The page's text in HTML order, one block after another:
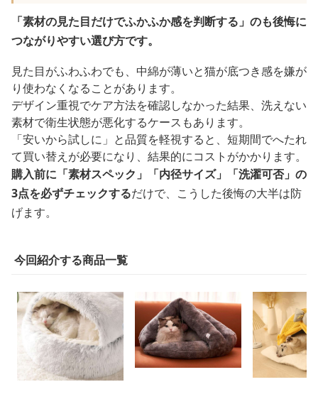
「素材の見た目だけでふかふか感を判断する」のも後悔に
つながりやすい選び方です。
見た目がふわふわでも、中綿が薄いと猫が底つき感を嫌が
り使わなくなることがあります。
デザイン重視でケア方法を確認しなかった結果、洗えない
素材で衛生状態が悪化するケースもあります。
「安いから試しに」と品質を軽視すると、短期間でへたれ
て買い替えが必要になり、結果的にコストがかかります。
購入前に「素材スペック」「内径サイズ」「洗濯可否」の
3点を必ずチェックするだけで、こうした後悔の大半は防
げます。
今回紹介する商品一覧